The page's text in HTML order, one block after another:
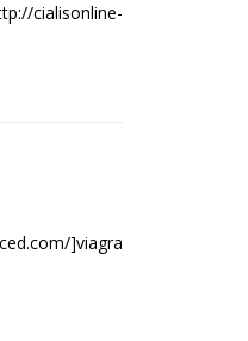
cialisonline-
]viagra